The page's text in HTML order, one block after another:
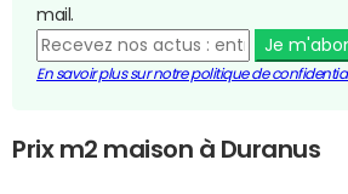
mail.
Je
En savoir plus sur notre politique de
Prix m2 maison à Duranus